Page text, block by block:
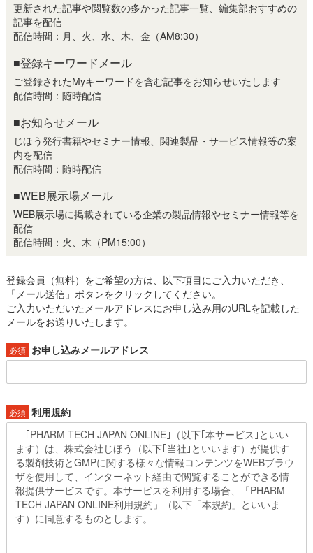
更新された記事や閲覧数の多かった記事一覧、編集部おすすめの
記事を配信
配信時間：月、火、水、木、金（AM8:30）
■登録キーワードメール
ご登録されたMyキーワードを含む記事をお知らせいたします
配信時間：随時配信
■お知らせメール
じほう発行書籍やセミナー情報、関連製品・サービス情報等の案
内を配信
配信時間：随時配信
■WEB展示場メール
WEB展示場に掲載されている企業の製品情報やセミナー情報等を
配信
配信時間：火、木（PM15:00）
登録会員（無料）をご希望の方は、以下項目にご入力いただき、
「メール送信」ボタンをクリックしてください。
ご入力いただいたメールアドレスにお申し込み用のURLを記載した
メールをお送りいたします。
必須 お申し込みメールアドレス
必須 利用規約